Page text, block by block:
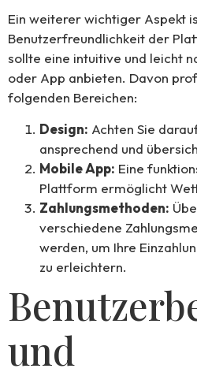
Ein weiterer wichtiger Aspekt
Benutzerfreundlichkeit der
sollte eine intuitive und leicht
oder App anbieten. Davon
folgenden Bereichen:
Design: Achten Sie
ansprechend und
Mobile App: Eine
Plattform ermöglicht
Zahlungsmethoden:
verschiedene
werden, um Ihre
zu erleichtern.
und